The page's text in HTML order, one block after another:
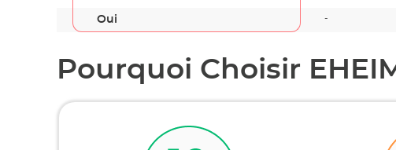
Oui -
Pourquoi Choisir